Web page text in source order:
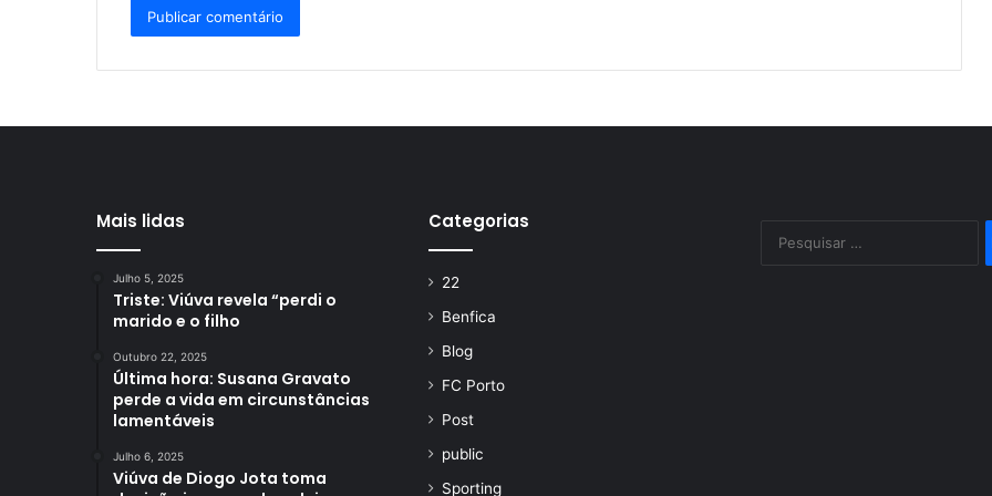
Mais lidas
Julho 5, 2025
Triste: Viúva revela “perdi o
marido e o filho
Outubro 22, 2025
Última hora: Susana Gravato
perde a vida em circunstâncias
lamentáveis
Julho 6, 2025
Viúva de Diogo Jota toma
Categorias
22
Benfica
Blog
FC Porto
Post
public
Sporting